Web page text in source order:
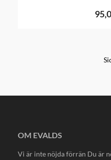
OM EVALDS
Vi är inte nöjda förrän Du är